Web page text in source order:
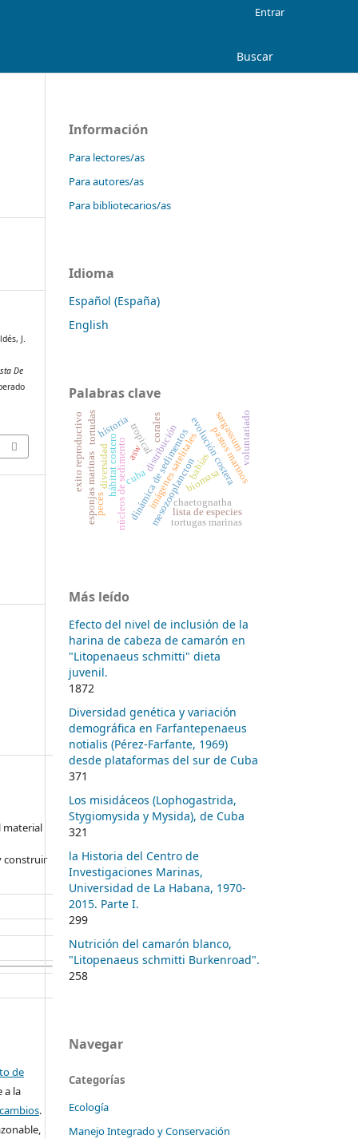
Buscar
Entrar
J.
De
construir
de
a la
.
Información
Para lectores/as
Para autores/as
Para bibliotecarios/as
Idioma
Español (España)
English
Palabras clave
imágenes satelitales
núcleos de sedimentodinámica de sedimentosevolución costera
cubamesozooplanctonchaetognatha
hábitat costero
diversidad distribución
tropical
lista de especies
corales
peces
esponjas marinas
historia pastos marinos
tortugas marinas
voluntariado
biomasa
sargassum
asw
tortudas
exito reproductivo bahías
Más leído
Efecto del nivel de inclusión de la
harina de cabeza de camarón en
"Litopenaeus schmitti" dieta
juvenil.
1872
Diversidad genética y variación
demográfica en Farfantepenaeus
notialis (Pérez-Farfante, 1969)
desde plataformas del sur de Cuba
371
Los misidáceos (Lophogastrida,
Stygiomysida y Mysida), de Cuba
321
la Historia del Centro de
Investigaciones Marinas,
Universidad de La Habana, 1970-
2015. Parte I.
299
Nutrición del camarón blanco,
"Litopenaeus schmitti Burkenroad".
258
Navegar
Categorías
Ecología
Manejo Integrado y Conservación